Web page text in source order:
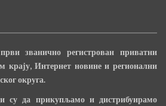
званично регистрован приватни
крају, Интернет новине и регионални
округа.
су да прикупљамо и дистрибуирамо